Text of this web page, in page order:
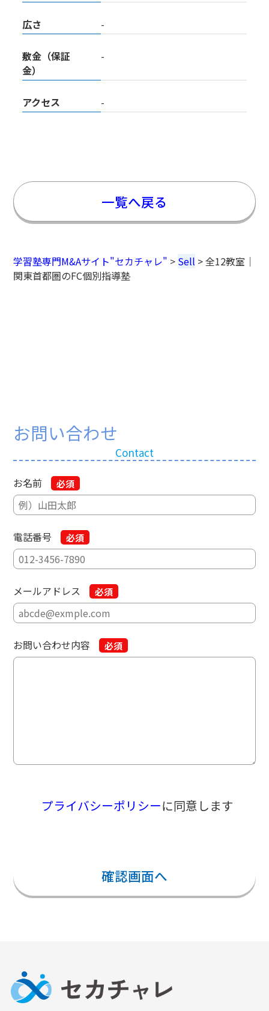
広さ -
敷金（保証
金）
-
アクセス -
一覧へ戻る
学習塾専門M&Aサイト"セカチャレ" > Sell >全12教室｜
関東首都圏のFC個別指導塾
お問い合わせ
Contact
お名前 必須
電話番号 必須
メールアドレス 必須
お問い合わせ内容 必須
プライバシーポリシーに同意します
確認画面へ